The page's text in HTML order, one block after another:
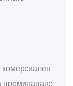
преминаване